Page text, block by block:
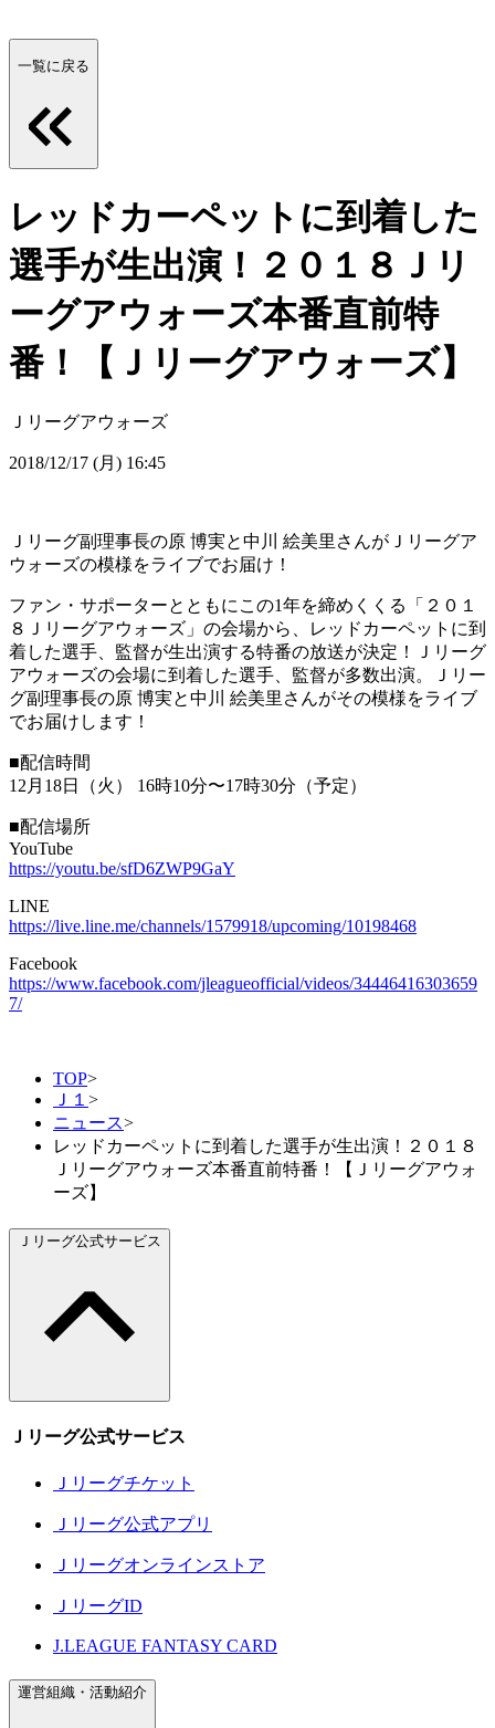
一覧に戻る
レッドカーペットに到着した
選手が生出演！２０１８Ｊリ
ーグアウォーズ本番直前特
番！【Ｊリーグアウォーズ】
Ｊリーグアウォーズ
2018/12/17 (月) 16:45
Ｊリーグ副理事長の原 博実と中川 絵美里さんがＪリーグア
ウォーズの模様をライブでお届け！
ファン・サポーターとともにこの1年を締めくくる「２０１
８Ｊリーグアウォーズ」の会場から、レッドカーペットに到
着した選手、監督が生出演する特番の放送が決定！Ｊリーグ
アウォーズの会場に到着した選手、監督が多数出演。Ｊリー
グ副理事長の原 博実と中川 絵美里さんがその模様をライブ
でお届けします！
■配信時間
12月18日（火） 16時10分〜17時30分（予定）
■配信場所
YouTube
https://youtu.be/sfD6ZWP9GaY
LINE
https://live.line.me/channels/1579918/upcoming/10198468
Facebook
https://www.facebook.com/jleagueofficial/videos/34446416303659
7/
TOP>
Ｊ１ >
ニュース>
レッドカーペットに到着した選手が生出演！２０１８
Ｊリーグアウォーズ本番直前特番！【Ｊリーグアウォ
ーズ】
Ｊリーグ公式サービス
Ｊリーグ公式サービス
Ｊリーグチケット
Ｊリーグ公式アプリ
Ｊリーグオンラインストア
ＪリーグID
J.LEAGUE FANTASY CARD
運営組織・活動紹介